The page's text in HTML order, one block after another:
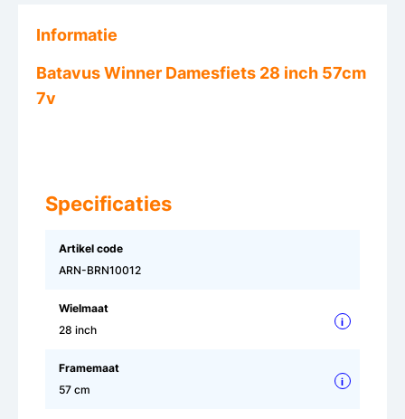
Informatie
Batavus Winner Damesfiets 28 inch 57cm
7v
Specificaties
Artikel code
ARN-BRN10012
Wielmaat
28 inch
i
Framemaat
57 cm
i